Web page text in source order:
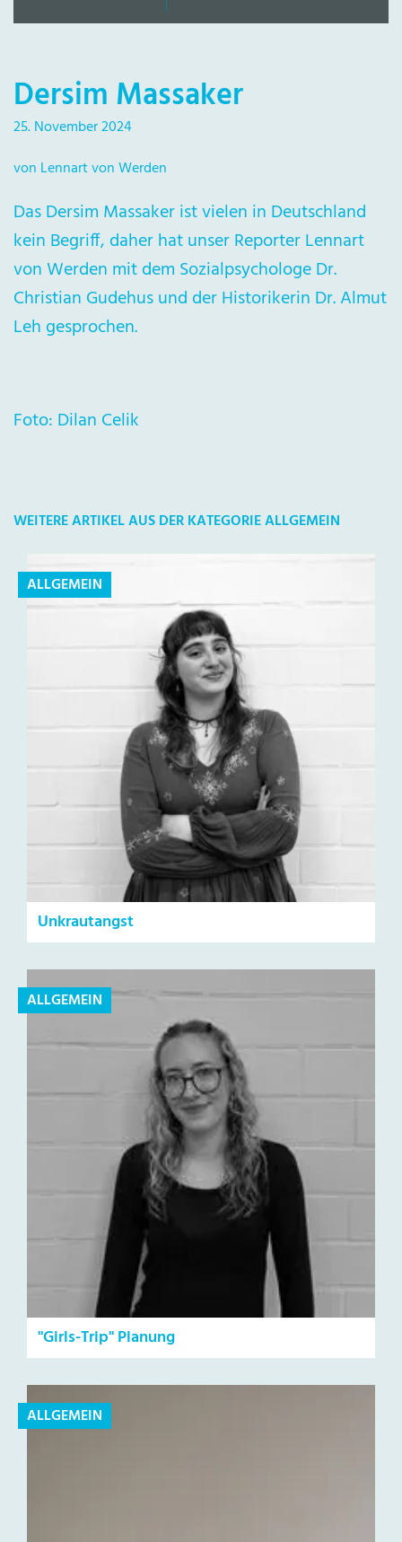
Dersim Massaker
25. November 2024
von Lennart von Werden
Das Dersim Massaker ist vielen in Deutschland
kein Begriff, daher hat unser Reporter Lennart
von Werden mit dem Sozialpsychologe Dr.
Christian Gudehus und der Historikerin Dr. Almut
Leh gesprochen.
Foto: Dilan Celik
WEITERE ARTIKEL AUS DER KATEGORIE ALLGEMEIN
ALLGEMEIN
Unkrautangst
ALLGEMEIN
"Girls-Trip" Planung
ALLGEMEIN